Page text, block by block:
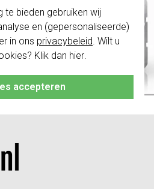
te bieden gebruiken wij
en (gepersonaliseerde)
in ons privacybeleid . Wilt u
Klik dan hier
accepteren
Ze zijn
de schakelaars
zodat je